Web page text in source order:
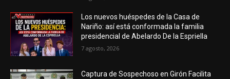
Los nuevos huéspedes de la Casa de
Nariño: así está conformada la familia
presidencial de Abelardo De la Espriella
7 agosto, 2026
Captura de Sospechoso en Girón Facilita